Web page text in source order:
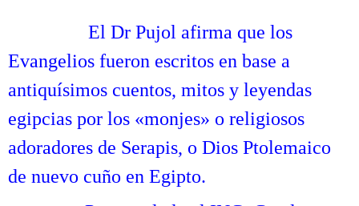
El Dr Pujol afirma que los
Evangelios fueron escritos en base a
antiquísimos cuentos, mitos y leyendas
egipcias por los «monjes» o religiosos
adoradores de Serapis, o Dios Ptolemaico
de nuevo cuño en Egipto.